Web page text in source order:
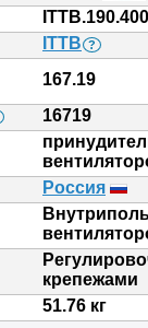
ITTB ?
167.19
16719
Россия
крепежами
51.76 кг